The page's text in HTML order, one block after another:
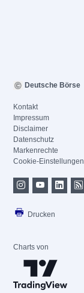
Deutsche Börse
Kontakt
Impressum
Disclaimer
Datenschutz
Markenrechte
Cookie-Einstellungen
Drucken
Charts von